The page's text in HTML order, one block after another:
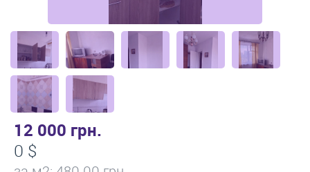
12 000 грн.
0 $